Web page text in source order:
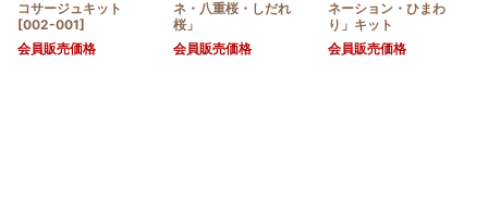
コサージュキット
[002-001]
会員販売価格
ネ・八重桜・しだれ
桜」
会員販売価格
ネーション・ひまわ
り」キット
会員販売価格